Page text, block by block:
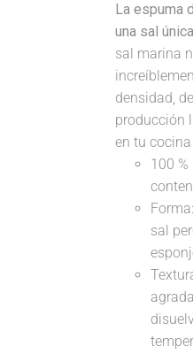
La espuma
una sal
sal marina
densidad,
producción
en tu
100
sal